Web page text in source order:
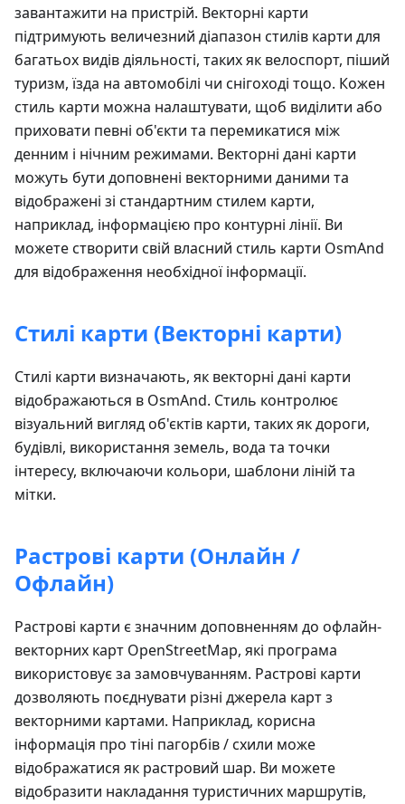
завантажити на пристрій. Векторні карти
підтримують величезний діапазон стилів карти для
багатьох видів діяльності, таких як велоспорт, піший
туризм, їзда на автомобілі чи снігоході тощо. Кожен
стиль карти можна налаштувати, щоб виділити або
приховати певні об'єкти та перемикатися між
денним і нічним режимами. Векторні дані карти
можуть бути доповнені векторними даними та
відображені зі стандартним стилем карти,
наприклад, інформацією про контурні лінії. Ви
можете створити свій власний стиль карти OsmAnd
для відображення необхідної інформації.
Стилі карти (Векторні карти)
Стилі карти визначають, як векторні дані карти
відображаються в OsmAnd. Стиль контролює
візуальний вигляд об'єктів карти, таких як дороги,
будівлі, використання земель, вода та точки
інтересу, включаючи кольори, шаблони ліній та
мітки.
Растрові карти (Онлайн /
Офлайн)
Растрові карти є значним доповненням до офлайн-
векторних карт OpenStreetMap, які програма
використовує за замовчуванням. Растрові карти
дозволяють поєднувати різні джерела карт з
векторними картами. Наприклад, корисна
інформація про тіні пагорбів / схили може
відображатися як растровий шар. Ви можете
відобразити накладання туристичних маршрутів,